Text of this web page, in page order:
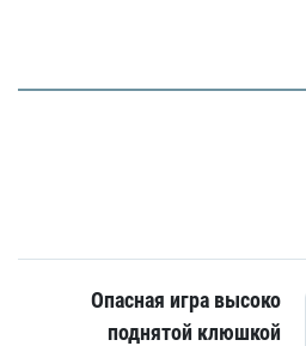
Опасная игра высоко
поднятой клюшкой